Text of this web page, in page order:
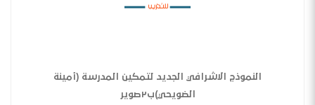
النموذج الاشرافي الجديد لتمكين المدرسة (أمينة
الضويحي)ب٢صوير